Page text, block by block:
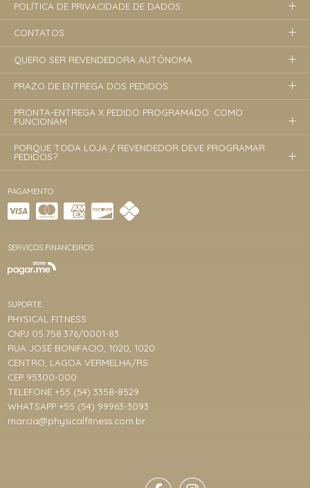
PAGAMENTO
SERVIÇOS FINANCEIROS
SUPORTE
PHYSICAL FITNESS
CNPJ 05.758.376/0001-83
RUA JOSÉ BONIFACIO, 1020, 1020
CENTRO, LAGOA VERMELHA/RS
CEP 95300-000
TELEFONE +55 (54) 3358-8529
WHATSAPP +55 (54) 99963-3093
marcia@physicalfitness.com.br
POLÍTICA DE PRIVACIDADE DE DADOS
CONTATOS
QUERO SER REVENDEDORA AUTÔNOMA
PRAZO DE ENTREGA DOS PEDIDOS
PRONTA-ENTREGA X PEDIDO PROGRAMADO: COMO
FUNCIONAM
PORQUE TODA LOJA / REVENDEDOR DEVE PROGRAMAR
PEDIDOS?